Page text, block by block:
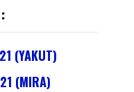
(YAKUT)
(MIRA)